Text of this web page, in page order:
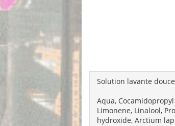
Solution lavante
Aqua,
Limonene, Linalool,
hydroxide, Arctium